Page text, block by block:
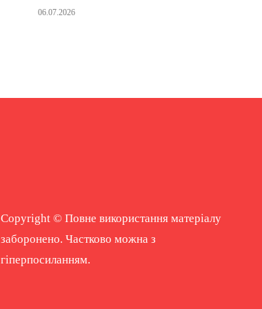
06.07.2026
Copyright © Повне використання матеріалу
заборонено. Частково можна з
гіперпосиланням.